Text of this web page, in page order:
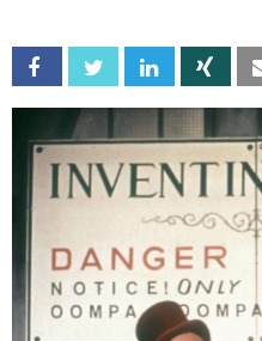
Facebook Twitter Linkedin Xing